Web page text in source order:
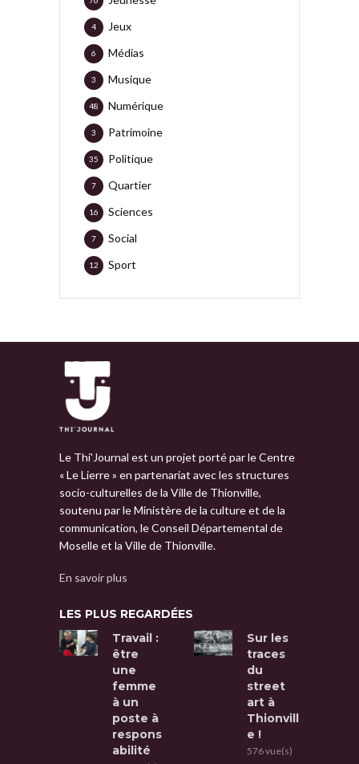
Jeux
4
Médias
6
Musique
3
Numérique
48
Patrimoine
3
Politique
35
Quartier
7
Sciences
16
Social
7
Sport
12
Le Thi'Journal est un projet porté par le Centre
« Le Lierre » en partenariat avec les structures
socio-culturelles de la Ville de Thionville,
soutenu par le Ministère de la culture et de la
communication, le Conseil Départemental de
Moselle et la Ville de Thionville.
En savoir plus
LES PLUS REGARDÉES
Travail :
être
une
femme
à un
poste à
respons
abilité
Sur les
traces
du
street
art à
Thionvill
e !
576 vue(s)